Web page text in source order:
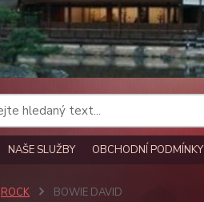
NAŠE SLUŽBY OBCHODNÍ PODMÍNKY
ROCK BOWIE DAVID